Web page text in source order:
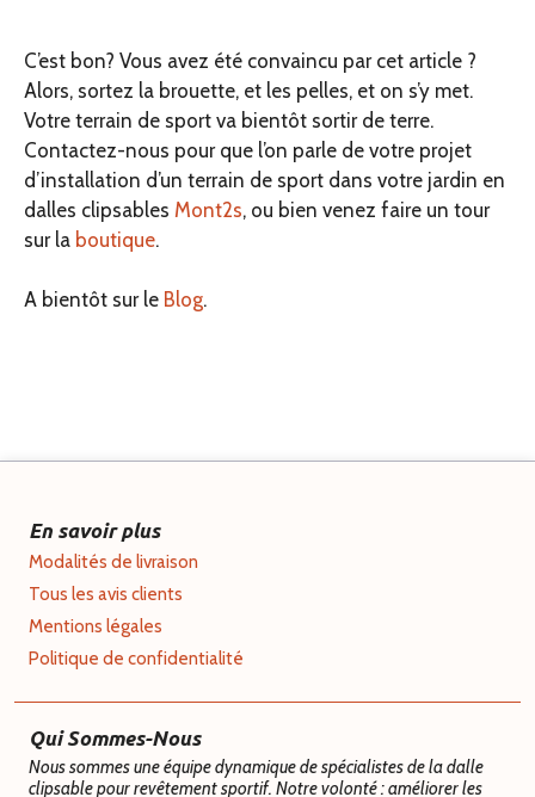
C’est bon? Vous avez été convaincu par cet article ?
Alors, sortez la brouette, et les pelles, et on s’y met.
Votre terrain de sport va bientôt sortir de terre.
Contactez-nous pour que l’on parle de votre projet
d’installation d’un terrain de sport dans votre jardin en
dalles clipsables Mont2s, ou bien venez faire un tour
sur la boutique.
A bientôt sur le Blog.
En savoir plus
Modalités de livraison
Tous les avis clients
Mentions légales
Politique de confidentialité
Qui Sommes-Nous
Nous sommes une équipe dynamique de spécialistes de la dalle
clipsable pour revêtement sportif. Notre volonté : améliorer les